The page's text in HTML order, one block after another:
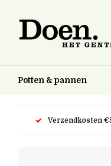
Potten & pannen
Verzendkosten